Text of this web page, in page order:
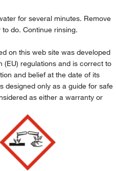
for several minutes. Remove
do. Continue rinsing.
on this web site was developed
(EU) regulations and is correct to
and belief at the date of its
designed only as a guide for safe
as either a warranty or